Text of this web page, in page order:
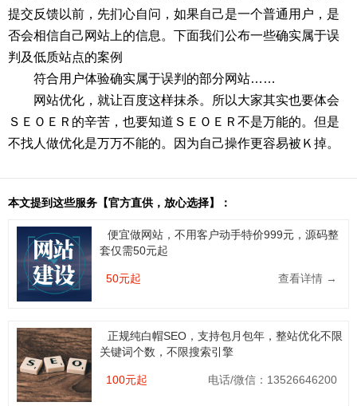
提交反馈以前，先扪心自问，如果自己是一个普通用户，是
否会相信自己网站上的信息。下面我们公布一些确实属于误
判及低质站点的案例
符合用户体验确实属于误判的部分网站……
网站优化，就让百度这样抹杀。所以大家其实也要体会
ＳＥＯＥＲ的辛苦，也要知道ＳＥＯＥＲ不是万能的。但是
不找人做优化是万万不能的。因为自己操作更容易被Ｋ掉。
本文提到这些服务【官方直供，放心选择】：
便宜做网站，不用客户动手特价999元，源码整
套仅需50元起
50元起 查看详情 →
正规纯白帽SEO，支持包月包年，整站优化不限
关键词个数，不限搜索引擎
100元起 电话/微信：13526646200